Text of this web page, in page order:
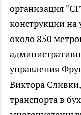
организация
конструкции на
около 850
управления
Виктора
транспорта в